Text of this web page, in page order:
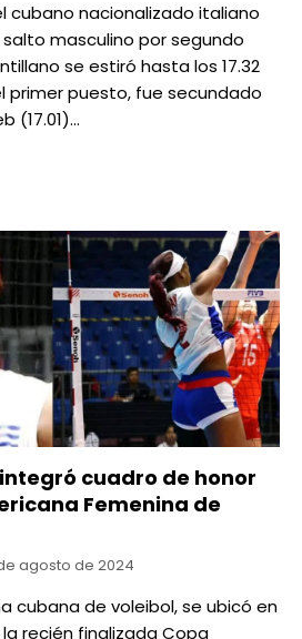
cubano nacionalizado italiano
masculino por segundo
se estiró hasta los 17.32
primer puesto, fue secundado
(17.01)…
cuadro de honor
Femenina de
agosto de 2024
cubana de voleibol, se ubicó en
recién finalizada Copa